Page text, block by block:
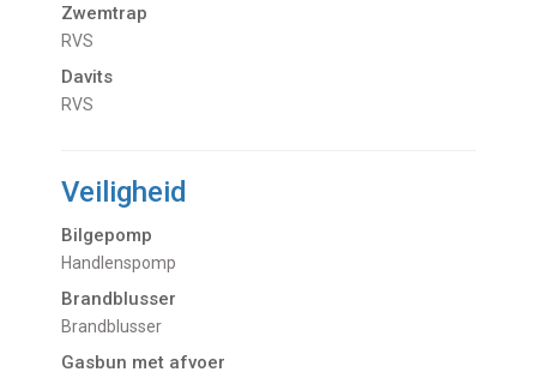
Zwemtrap
RVS
Davits
RVS
Veiligheid
Bilgepomp
Handlenspomp
Brandblusser
Brandblusser
Gasbun met afvoer